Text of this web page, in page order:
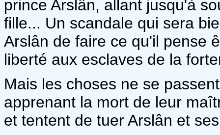
prince Arslân, allant jusqu'à
fille... Un scandale qui sera
Arslân de faire ce qu'il pense
liberté aux esclaves de la
Mais les choses ne se
apprenant la mort de leur
et tentent de tuer Arslân et